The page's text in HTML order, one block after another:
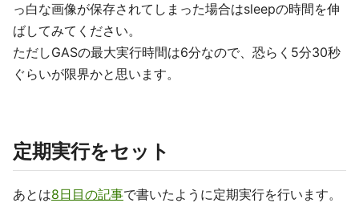
っ白な画像が保存されてしまった場合はsleepの時間を伸
ばしてみてください。
ただしGASの最大実行時間は6分なので、恐らく5分30秒
ぐらいが限界かと思います。
定期実行をセット
あとは8日目の記事で書いたように定期実行を行います。